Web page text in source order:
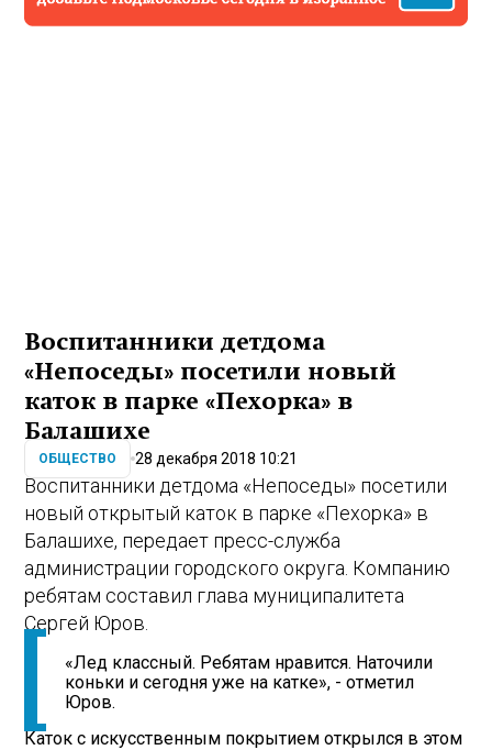
Воспитанники детдома
«Непоседы» посетили новый
каток в парке «Пехорка» в
Балашихе
ОБЩЕСТВО 28 декабря 2018 10:21
Воспитанники детдома «Непоседы» посетили
новый открытый каток в парке «Пехорка» в
Балашихе, передает пресс-служба
администрации городского округа. Компанию
ребятам составил глава муниципалитета
Сергей Юров.
«Лед классный. Ребятам нравится. Наточили
коньки и сегодня уже на катке», - отметил
Юров.
Каток с искусственным покрытием открылся в этом